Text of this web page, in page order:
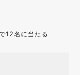
12名に当たる